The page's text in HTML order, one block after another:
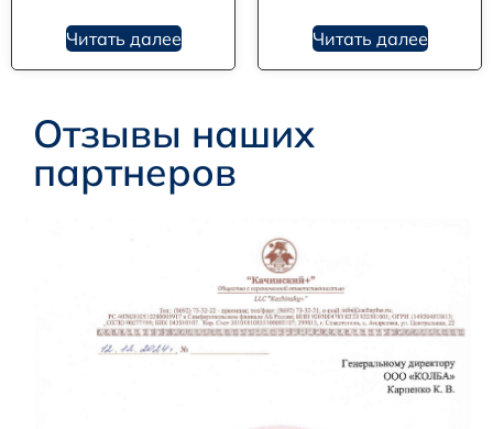
Читать далее Читать далее
Отзывы наших
партнеров